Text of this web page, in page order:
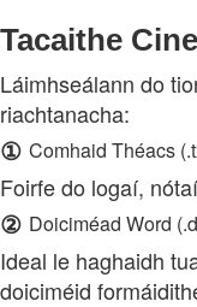
Tacaithe
Láimhseálann do
riachtanacha:
① Comhaid Théacs
Foirfe do logaí,
② Doiciméad Word
Ideal le haghaidh
doiciméid